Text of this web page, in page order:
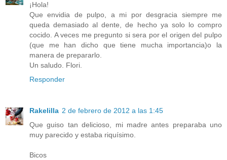
¡Hola!
Que envidia de pulpo, a mi por desgracia siempre me
queda demasiado al dente, de hecho ya solo lo compro
cocido. A veces me pregunto si sera por el origen del pulpo
(que me han dicho que tiene mucha importancia)o la
manera de prepararlo.
Un saludo. Flori.
Responder
Rakelilla 2 de febrero de 2012 a las 1:45
Que guiso tan delicioso, mi madre antes preparaba uno
muy parecido y estaba riquísimo.
Bicos